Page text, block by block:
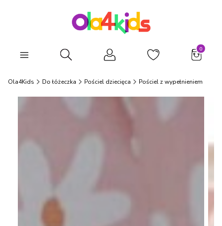
Otwórz wyszukiwarkę
Ola4Kids Do łóżeczka Pościel dziecięca Pościel z wypełnieniem